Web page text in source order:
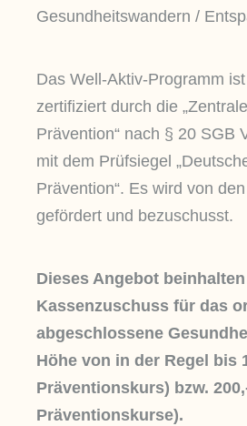
Gesundheitswandern /
Das Well-Aktiv-Programm
zertifiziert durch die
Prävention“ nach § 20 SGB
mit dem Prüfsiegel
Prävention“. Es wird von
gefördert und bezuschusst.
Dieses Angebot
Kassenzuschuss für das
abgeschlossene
Höhe von in der Regel bis
Präventionskurs) bzw.
Präventionskurse).